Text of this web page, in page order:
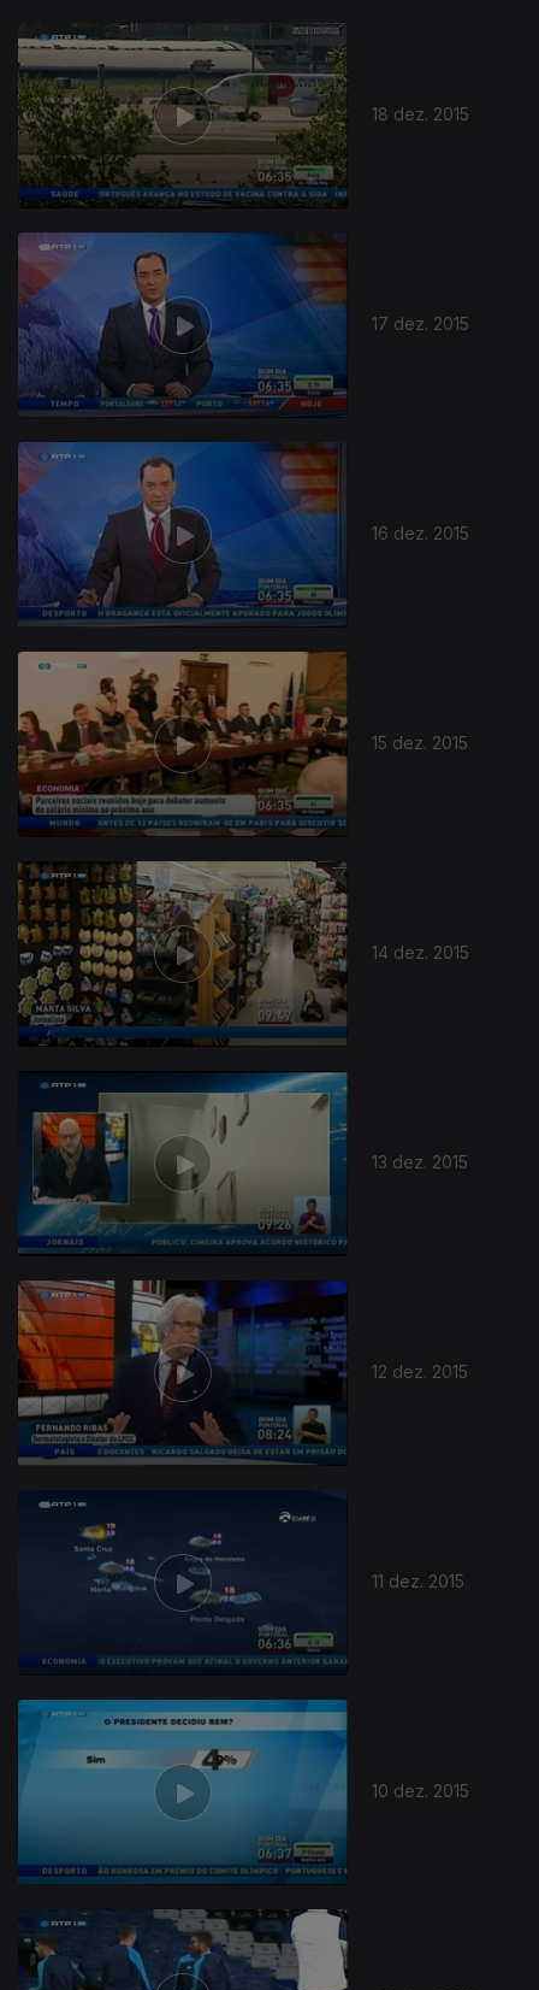
18 dez. 2015
17 dez. 2015
16 dez. 2015
15 dez. 2015
14 dez. 2015
13 dez. 2015
12 dez. 2015
217266
11 dez. 2015
10 dez. 2015